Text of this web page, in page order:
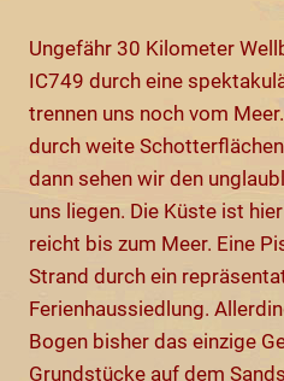
Ungefähr 30 Kilometer
IC749 durch eine
trennen uns noch vom
durch weite
dann sehen wir den
uns liegen. Die Küste ist
reicht bis zum Meer. Eine
Strand durch ein
Ferienhaussiedlung.
Bogen bisher das einzige
Grundstücke auf dem